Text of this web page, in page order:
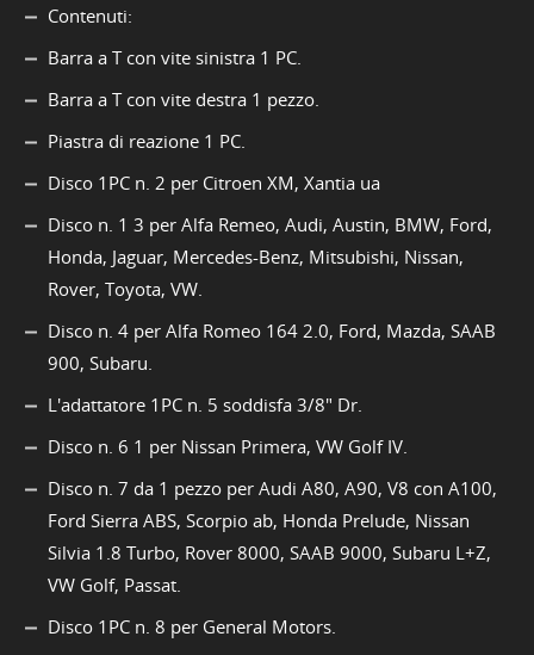
Contenuti:
Barra a T con vite sinistra 1 PC.
Barra a T con vite destra 1 pezzo.
Piastra di reazione 1 PC.
Disco 1PC n. 2 per Citroen XM, Xantia ua
Disco n. 1 3 per Alfa Remeo, Audi, Austin, BMW, Ford,
Honda, Jaguar, Mercedes-Benz, Mitsubishi, Nissan,
Rover, Toyota, VW.
Disco n. 4 per Alfa Romeo 164 2.0, Ford, Mazda, SAAB
900, Subaru.
L'adattatore 1PC n. 5 soddisfa 3/8" Dr.
Disco n. 6 1 per Nissan Primera, VW Golf IV.
Disco n. 7 da 1 pezzo per Audi A80, A90, V8 con A100,
Ford Sierra ABS, Scorpio ab, Honda Prelude, Nissan
Silvia 1.8 Turbo, Rover 8000, SAAB 9000, Subaru L+Z,
VW Golf, Passat.
Disco 1PC n. 8 per General Motors.